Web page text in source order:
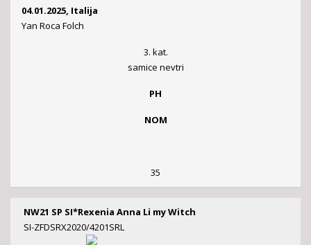
04.01.2025, Italija
Yan Roca Folch
3. kat.
samice nevtri
PH
NOM
35
NW21 SP SI*Rexenia Anna Li my Witch
SI-ZFDSRX2020/4201SRL